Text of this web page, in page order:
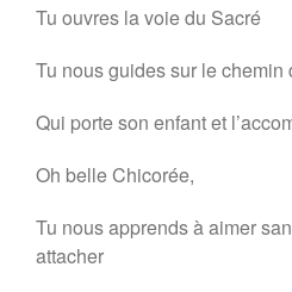
Tu ouvres la voie du Sacré
Tu nous guides sur le
Qui porte son enfant et
Oh belle Chicorée,
Tu nous apprends à aimer
attacher